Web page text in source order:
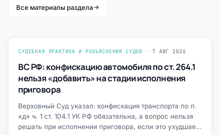
Все материалы раздела
СУДЕБНАЯ ПРАКТИКА И РАЗЪЯСНЕНИЯ СУДОВ 7 АВГ 2026
ВС РФ: конфискацию автомобиля по ст. 264.1
нельзя «добавить» на стадии исполнения
приговора
Верховный Суд указал: конфискация транспорта по п.
«д» ч. 1 ст. 104.1 УК РФ обязательна, а вопрос нельзя
решать при исполнении приговора, если это ухудшает